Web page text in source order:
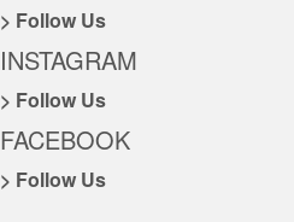
> Follow Us
INSTAGRAM
> Follow Us
FACEBOOK
> Follow Us